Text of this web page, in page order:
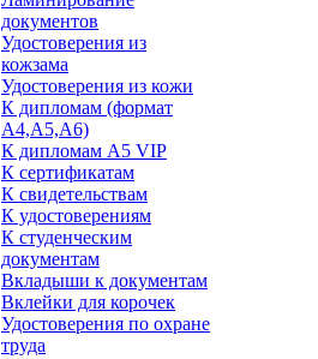
документов
Удостоверения из
кожзама
Удостоверения из кожи
К дипломам (формат
А4,А5,А6)
К дипломам А5 VIP
К сертификатам
К свидетельствам
К удостоверениям
К студенческим
документам
Вкладыши к документам
Вклейки для корочек
Удостоверения по охране
труда